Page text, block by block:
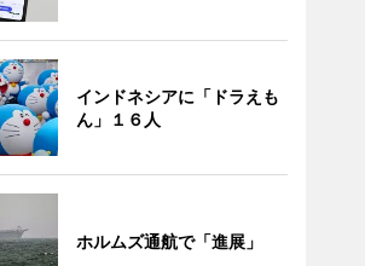
インドネシアに「ドラえも
ん」１６人
ホルムズ通航で「進展」